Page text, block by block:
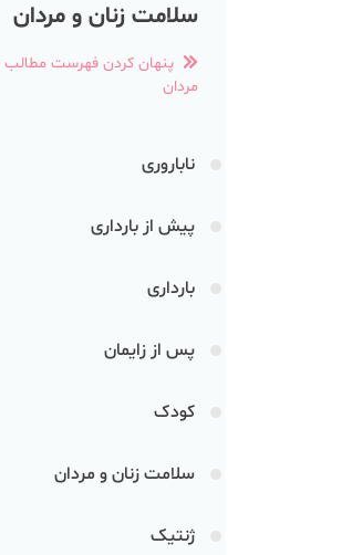
سلامت زنان و مردان
پنهان کردن فهرست مطالب
مردان
ناباروری
پیش از بارداری
بارداری
پس از زایمان
کودک
سلامت زنان و مردان
ژنتیک